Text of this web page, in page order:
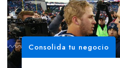
Michelle Gellar y su
noche de tormenta.
Consolida tu negocio